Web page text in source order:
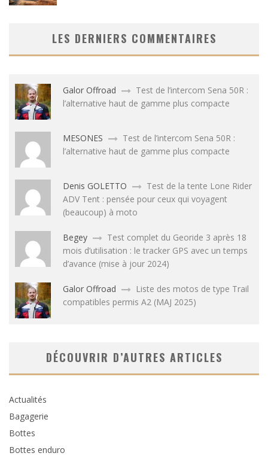
LES DERNIERS COMMENTAIRES
Galor Offroad
Test de l’intercom Sena 50R :
l’alternative haut de gamme plus compacte
MESONES
Test de l’intercom Sena 50R :
l’alternative haut de gamme plus compacte
Denis GOLETTO
Test de la tente Lone Rider
ADV Tent : pensée pour ceux qui voyagent
(beaucoup) à moto
Begey
Test complet du Georide 3 après 18
mois d’utilisation : le tracker GPS avec un temps
d’avance (mise à jour 2024)
Galor Offroad
Liste des motos de type Trail
compatibles permis A2 (MAJ 2025)
DÉCOUVRIR D’AUTRES ARTICLES
Actualités
Bagagerie
Bottes
Bottes enduro